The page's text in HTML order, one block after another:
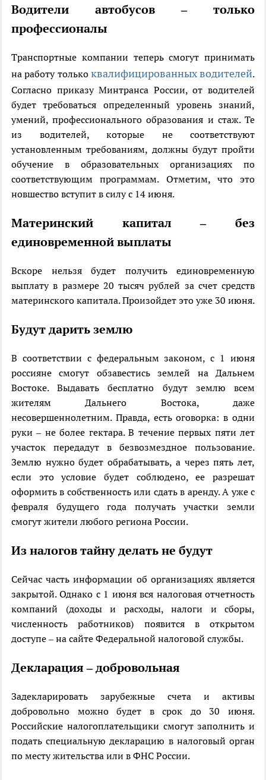
Водители автобусов – только
профессионалы
Транспортные компании теперь смогут принимать
на работу только квалифицированных водителей.
Согласно приказу Минтранса России, от водителей
будет требоваться определенный уровень знаний,
умений, профессионального образования и стаж. Те
из водителей, которые не соответствуют
установленным требованиям, должны будут пройти
обучение в образовательных организациях по
соответствующим программам. Отметим, что это
новшество вступит в силу с 14 июня.
Материнский капитал – без
единовременной выплаты
Вскоре нельзя будет получить единовременную
выплату в размере 20 тысяч рублей за счет средств
материнского капитала. Произойдет это уже 30 июня.
Будут дарить землю
В соответствии с федеральным законом, с 1 июня
россияне смогут обзавестись землей на Дальнем
Востоке. Выдавать бесплатно будут землю всем
жителям Дальнего Востока, даже
несовершеннолетним. Правда, есть оговорка: в одни
руки – не более гектара. В течение первых пяти лет
участок передадут в безвозмездное пользование.
Землю нужно будет обрабатывать, а через пять лет,
если это условие будет соблюдено, ее разрешат
оформить в собственность или сдать в аренду. А уже с
февраля будущего года получать участки земли
смогут жители любого региона России.
Из налогов тайну делать не будут
Сейчас часть информации об организациях является
закрытой. Однако с 1 июня вся налоговая отчетность
компаний (доходы и расходы, налоги и сборы,
численность работников) появится в открытом
доступе – на сайте Федеральной налоговой службы.
Декларация – добровольная
Задекларировать зарубежные счета и активы
добровольно можно будет в срок до 30 июня.
Российские налогоплательщики смогут заполнить и
подать специальную декларацию в налоговый орган
по месту жительства или в ФНС России.